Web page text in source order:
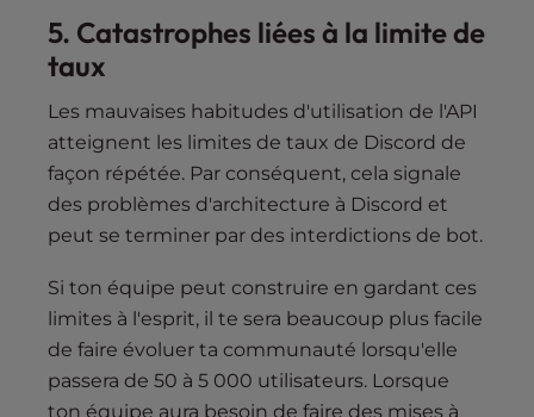
5. Catastrophes liées à la limite de
taux
Les mauvaises habitudes d'utilisation de l'API
atteignent les limites de taux de Discord de
façon répétée. Par conséquent, cela signale
des problèmes d'architecture à Discord et
peut se terminer par des interdictions de bot.
Si ton équipe peut construire en gardant ces
limites à l'esprit, il te sera beaucoup plus facile
de faire évoluer ta communauté lorsqu'elle
passera de 50 à 5 000 utilisateurs. Lorsque
ton équipe aura besoin de faire des mises à